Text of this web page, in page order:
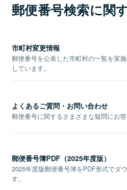
郵便番号検索に関
市町村変更情報
郵便番号を公表した市町村の一覧を実
しています。
よくあるご質問・お問い合わせ
郵便番号に関するさまざまな疑問にお答
郵便番号簿PDF（2025年度版）
2025年度版郵便番号簿をPDF形式でダ
す。